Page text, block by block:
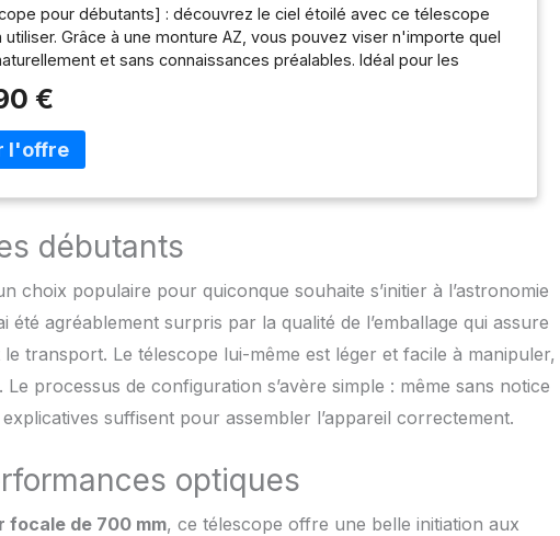
en Aluminium
pour débutants] : découvrez le ciel étoilé avec ce télescope
utiliser. Grâce à une monture AZ, vous pouvez viser n'importe quel
et sans connaissances préalables. Idéal pour les
distance focale de 700 mm, vous pouvez observer la Lune et
planètes. Découvrez la beauté du ciel étoilé à travers un
Cette lunette d'observation terrestre recueille 36 % de lumière
que les modèles 60 mm. [Rapidement prêt à l'emploi] : montage
outils supplémentaires. Trépied stable, réglable en hauteur.
maximal de 140x] : idéal pour l'observation des grandes
complet] : Nous sommes une entreprise allemande avec plus de
d'expertise dans le domaine de l'astronomie amateur. Notre
: des conseils professionnels honnêtes et un service après-
ce soit en ligne, par téléphone, par e-mail ou directement dans
Notre service en atelier professionnel comprend la réparation,
co
€
débutants
choix populaire pour quiconque souhaite s’initier à l’astronomie
été agréablement surpris par la qualité de l’emballage qui assure
transport. Le télescope lui-même est léger et facile à manipuler,
processus de configuration s’avère simple : même sans notice
suffisent pour assembler l’appareil correctement.
optiques
focale de 700 mm, ce télescope offre une belle initiation aux